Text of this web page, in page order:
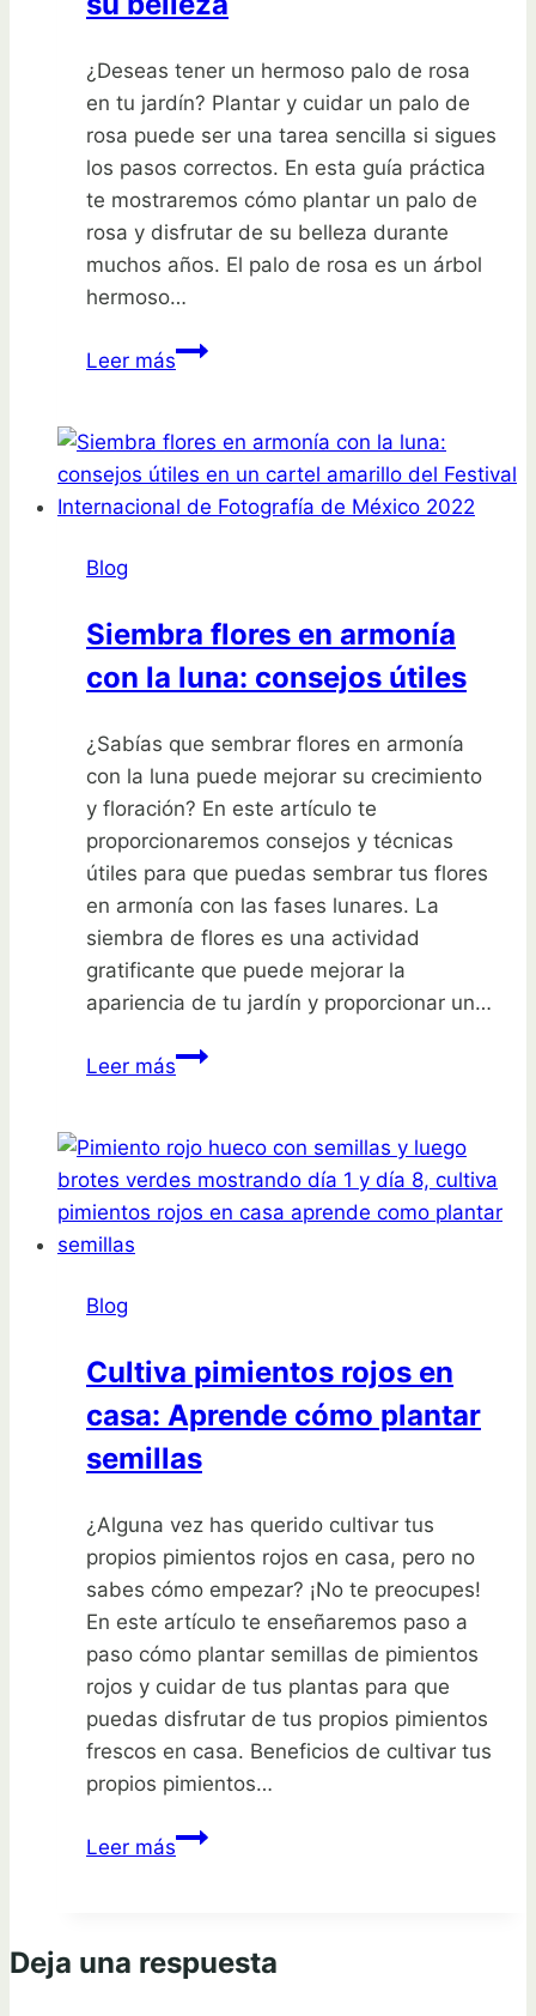
encantarán
¿Deseas tener un hermoso palo de rosa
en tu jardín? Plantar y cuidar un palo de
rosa puede ser una tarea sencilla si sigues
los pasos correctos. En esta guía práctica
te mostraremos cómo plantar un palo de
rosa y disfrutar de su belleza durante
muchos años. El palo de rosa es un árbol
hermoso…
Leer másGuía
plantar
un
palo
disfrutar
de
belleza
Blog
Siembra flores en armonía
con la luna: consejos útiles
¿Sabías que sembrar flores en armonía
con la luna puede mejorar su crecimiento
y floración? En este artículo te
proporcionaremos consejos y técnicas
útiles para que puedas sembrar tus flores
en armonía con las fases lunares. La
siembra de flores es una actividad
gratificante que puede mejorar la
apariencia de tu jardín y proporcionar un…
Leer másSiembra
armonía
con
la
Blog
Cultiva pimientos rojos en
casa: Aprende cómo plantar
semillas
¿Alguna vez has querido cultivar tus
propios pimientos rojos en casa, pero no
sabes cómo empezar? ¡No te preocupes!
En este artículo te enseñaremos paso a
paso cómo plantar semillas de pimientos
rojos y cuidar de tus plantas para que
puedas disfrutar de tus propios pimientos
frescos en casa. Beneficios de cultivar tus
propios pimientos…
Leer másCultiva
casa:
Deja una respuesta